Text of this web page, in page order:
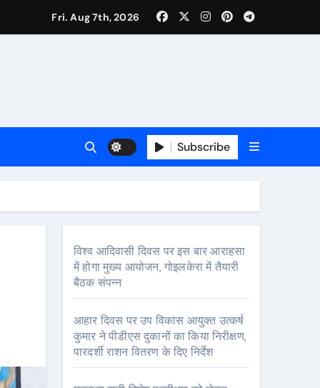
सुभाष मैदान से निकलेगी विशाल तिरंगा यात्रा
कर कार्य शुरु करवाएगीःसीनियर जीएम
Fri. Aug 7th, 2026
Subscribe
विश्व आदिवासी दिवस पर इस बार आराहसा
में होगा मुख्य आयोजन, गोइलकेरा में तैयारी
बैठक संपन्न
आहार दिवस पर उप विकास आयुक्त उत्कर्ष
कुमार ने पीडीएस दुकानों का किया निरीक्षण,
पारदर्शी राशन वितरण के दिए निर्देश